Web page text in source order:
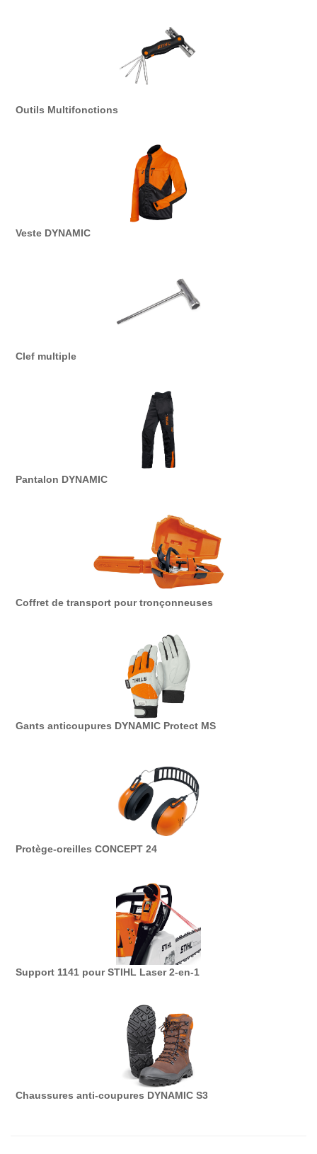
Outils Multifonctions
Veste DYNAMIC
Clef multiple
Pantalon DYNAMIC
Coffret de transport pour tronçonneuses
Gants anticoupures DYNAMIC Protect MS
Protège-oreilles CONCEPT 24
Support 1141 pour STIHL Laser 2-en-1
Chaussures anti-coupures DYNAMIC S3